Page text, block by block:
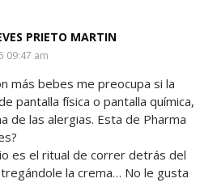
PRIETO MARTIN
09:47 am
más bebes me preocupa si la
pantalla física o pantalla química,
de las alergias. Esta de Pharma
es el ritual de correr detrás del
la crema… No le gusta